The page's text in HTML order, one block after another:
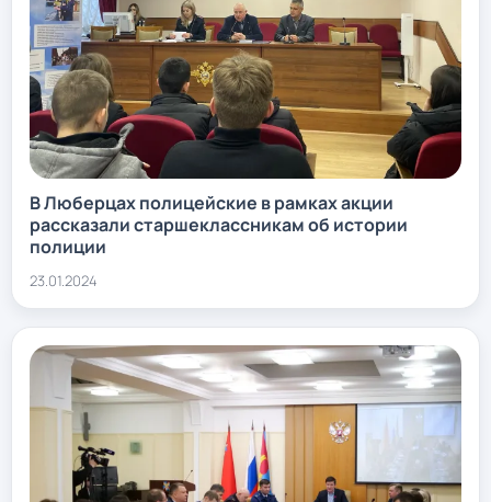
В Люберцах полицейские в рамках акции
рассказали старшеклассникам об истории
полиции
23.01.2024